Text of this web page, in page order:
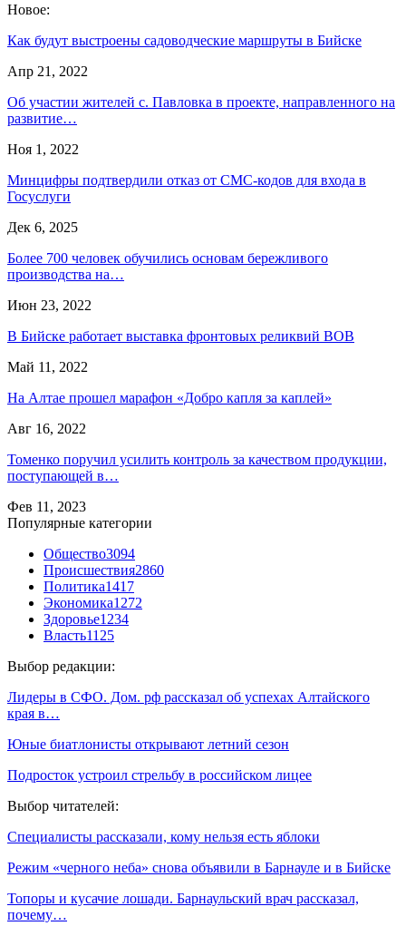
Новое:
Как будут выстроены садоводческие маршруты в Бийске
Апр 21, 2022
Об участии жителей с. Павловка в проекте, направленного на
развитие…
Ноя 1, 2022
Минцифры подтвердили отказ от СМС-кодов для входа в
Госуслуги
Дек 6, 2025
Более 700 человек обучились основам бережливого
производства на…
Июн 23, 2022
В Бийске работает выставка фронтовых реликвий ВОВ
Май 11, 2022
На Алтае прошел марафон «Добро капля за каплей»
Авг 16, 2022
Томенко поручил усилить контроль за качеством продукции,
поступающей в…
Фев 11, 2023
Популярные категории
Общество3094
Происшествия2860
Политика1417
Экономика1272
Здоровье1234
Власть1125
Выбор редакции:
Лидеры в СФО. Дом. рф рассказал об успехах Алтайского
края в…
Юные биатлонисты открывают летний сезон
Подросток устроил стрельбу в российском лицее
Выбор читателей:
Специалисты рассказали, кому нельзя есть яблоки
Режим «черного неба» снова объявили в Барнауле и в Бийске
Топоры и кусачие лошади. Барнаульский врач рассказал,
почему…